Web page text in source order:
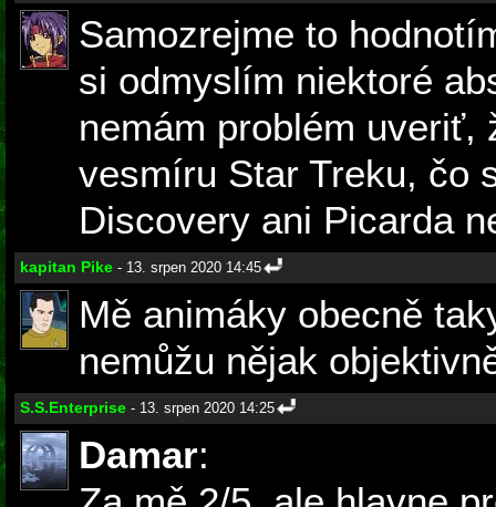
Samozrejme to
si odmyslím niektoré
nemám problém uveriť,
vesmíru Star Treku, čo
Discovery ani Picarda
kapitan Pike - 13. srpen 2020 14:45
Mě animáky obecně
nemůžu nějak
S.S.Enterprise - 13. srpen 2020 14:25
Damar: